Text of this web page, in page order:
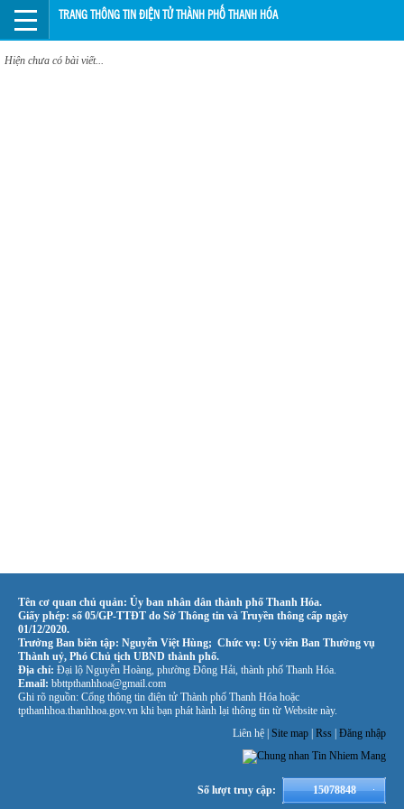
TRANG THÔNG TIN ĐIỆN TỬ THÀNH PHỐ THANH HÓA
Hiện chưa có bài viết...
Tên cơ quan chủ quản: Ủy ban nhân dân thành phố Thanh Hóa.
Giấy phép: số 05/GP-TTĐT do Sở Thông tin và Truyền thông cấp ngày
01/12/2020.
Trưởng Ban biên tập: Nguyễn Việt Hùng; Chức vụ: Uỷ viên Ban Thường vụ
Thành uỷ, Phó Chủ tịch UBND thành phố.
Địa chỉ: Đại lộ Nguyễn Hoàng, phường Đông Hải, thành phố Thanh Hóa.
Email: bbttpthanhhoa@gmail.com
Ghi rõ nguồn: Cổng thông tin điện tử Thành phố Thanh Hóa hoặc
tpthanhhoa.thanhhoa.gov.vn khi bạn phát hành lại thông tin từ Website này.
Liên hệ | Site map Rss Đăng nhập
Số lượt truy cập: 15078848